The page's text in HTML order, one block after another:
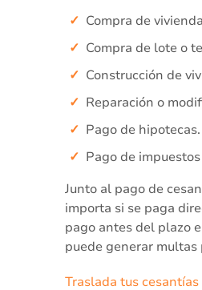
Compra de
Compra de lote o
Construcción de
Reparación o
Pago de hipotecas.
Pago de
Junto al pago de
importa si se paga
pago antes del plazo
puede generar multas
Traslada tus cesantías